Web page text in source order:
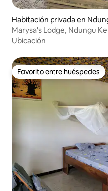
Habitación privada en
Marysa's Lodge, Ndungu
Ubicación
Favorito entre huéspedes
Favorito entre huéspedes